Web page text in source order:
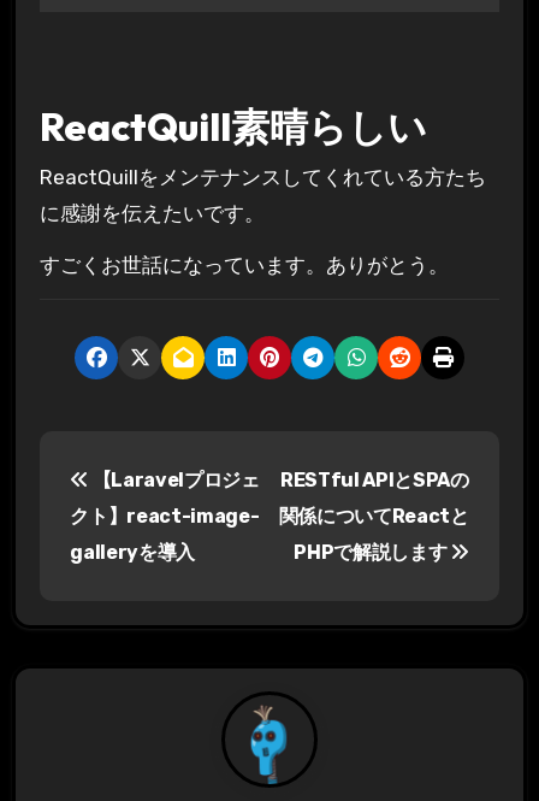
ReactQuill素晴らしい
ReactQuillをメンテナンスしてくれている方たち
に感謝を伝えたいです。
すごくお世話になっています。ありがとう。
稿
ナ
【Laravelプロジェ
クト】react-image-
galleryを導入
RESTful APIとSPAの
関係についてReactと
PHPで解説します